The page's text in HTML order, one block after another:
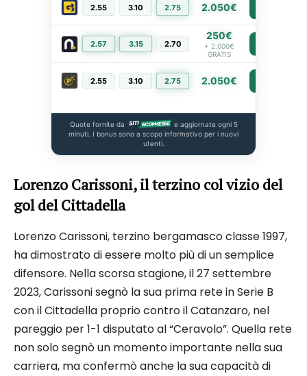
2.55 3.10 2.75 2.050€
2.57 3.15 2.70
250€
+ 2.000€
GRATIS
2.55 3.10 2.75 2.050€
Quote fornite da
e aggiornate ogni 5
minuti. I bonus sono a scopo informativo per i nuovi
utenti.
Lorenzo Carissoni, il terzino col vizio del
gol del Cittadella
Lorenzo Carissoni, terzino bergamasco classe 1997,
ha dimostrato di essere molto più di un semplice
difensore. Nella scorsa stagione, il 27 settembre
2023, Carissoni segnò la sua prima rete in Serie B
con il Cittadella proprio contro il Catanzaro, nel
pareggio per 1-1 disputato al “Ceravolo”. Quella rete
non solo segnò un momento importante nella sua
carriera, ma confermò anche la sua capacità di